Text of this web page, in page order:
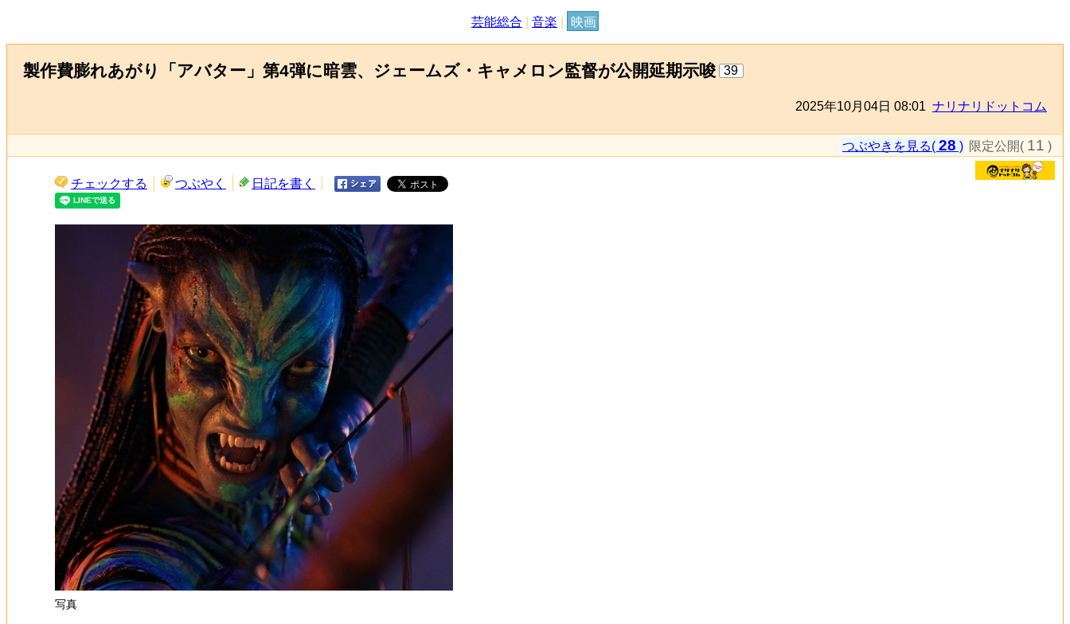
芸能総合 音楽 映画
製作費膨れあがり「アバター」第4弾に暗雲、ジェームズ・キャメロン監督が公開延期示唆 39
2025年10月04日 08:01 ナリナリドットコム
つぶやきを見る( 28 ) 限定公開( 11 )
チェックする つぶやく 日記を書く
写真